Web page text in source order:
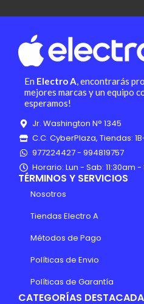
En Electro A, encontrarás
mejores marcas y un equipo
esperamos!
Jr. Washington N° 1345
C.C. CyberPlaza, Tiendas:
977224427 - 994819757
Horario: Lun - Sab: 11:30am
TÉRMINOS Y SERVICIOS
Nosotros
Tiendas Electro A
Métodos de Pago
Políticas de Envio
Políticas de Garantía
CATEGORÍAS